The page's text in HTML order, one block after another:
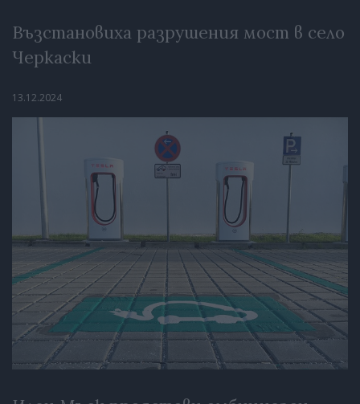
Възстановиха разрушения мост в село
Черкаски
13.12.2024